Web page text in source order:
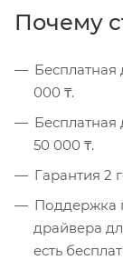
Почему
Бесплатная
000 ₸.
Бесплатная
50 000 ₸.
Гарантия 2
Поддержка
драйвера
есть